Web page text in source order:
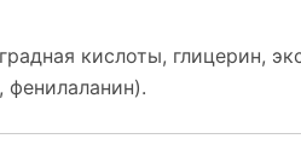
кислоты, глицерин,
фенилаланин).